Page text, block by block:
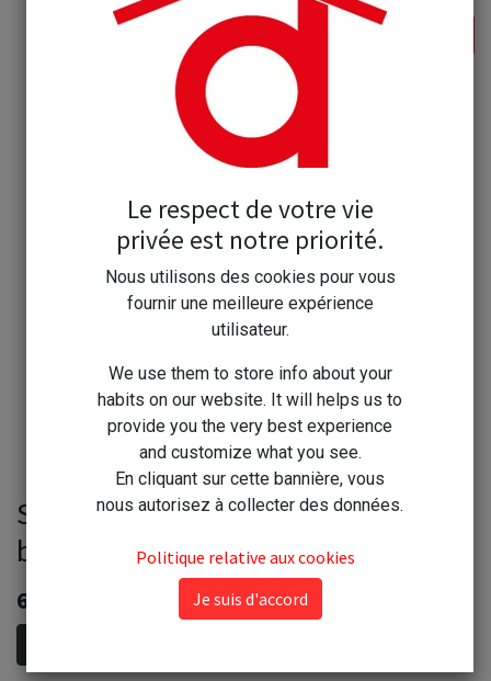
Silicone acrylique geb acrybat
blanc 310ml GEB
6,90
Le respect de votre vie
privée est notre priorité.
Nous utilisons des cookies pour vous
fournir une meilleure expérience
utilisateur.
We use them to store info about your
habits on our website. It will helps us to
provide you the very best experience
and customize what you see.
En cliquant sur cette bannière, vous
nous autorisez à collecter des données.
Politique relative aux cookies
Je suis d'accord